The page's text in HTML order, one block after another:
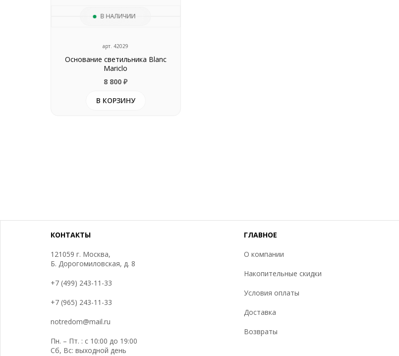
В НАЛИЧИИ
арт. 42029
Основание светильника Blanc
Mariclo
8 800
В КОРЗИНУ
КОНТАКТЫ
121059 г. Москва,
Б. Дорогомиловская, д. 8
+7 (499) 243-11-33
+7 (965) 243-11-33
notredom@mail.ru
Пн. – Пт. : с 10:00 до 19:00
Сб, Вс: выходной день
ГЛАВНОЕ
О компании
Накопительные скидки
Условия оплаты
Доставка
Возвраты